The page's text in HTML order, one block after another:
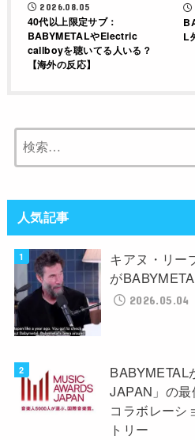
2026.08.05
40代以上限定サブ：
BABYMETALやElectric
callboyを聴いてる人いる？
【海外の反応】
L
索:
人気記事
キアヌ・リー
が
2026.05.04
BABYMETAL
JAPAN」の最
コラボレーシ
トリー